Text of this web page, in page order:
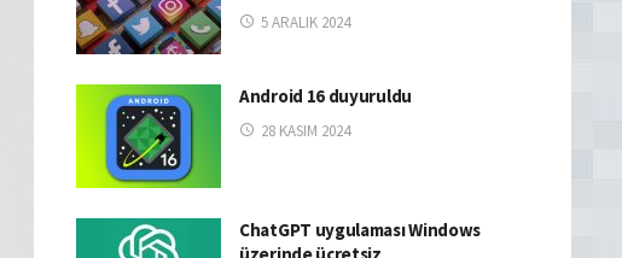
5 ARALIK 2024
Android 16 duyuruldu
28 KASIM 2024
ChatGPT uygulaması Windows